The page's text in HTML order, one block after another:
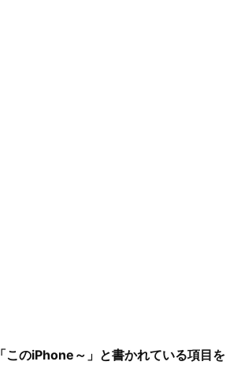
「このiPhone～」と書かれている項目を